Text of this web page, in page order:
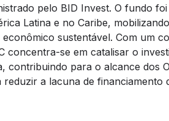
pelo BID Invest. O fundo
Latina e no Caribe,
sustentável. Com um
concentra-se em catalisar o
para o alcance dos
a lacuna de financiamento